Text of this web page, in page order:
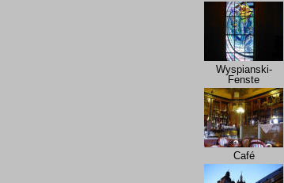
Wyspianski-
Fenste
Café